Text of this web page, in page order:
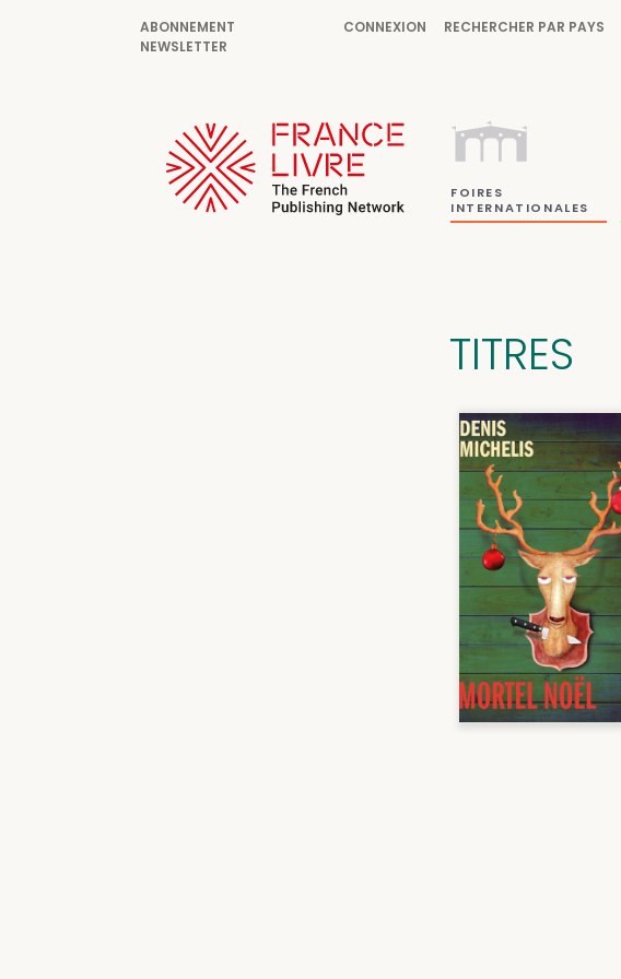
ABONNEMENT
NEWSLETTER
CONNEXION RECHERCHER PAR PAYS
FOIRES
INTERNATIONALES
TITRES